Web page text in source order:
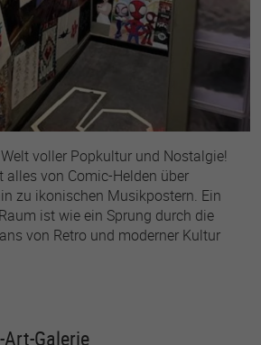
voller Popkultur und Nostalgie!
alles von Comic-Helden über
zu ikonischen Musikpostern. Ein
ist wie ein Sprung durch die
von Retro und moderner Kultur
Galerie